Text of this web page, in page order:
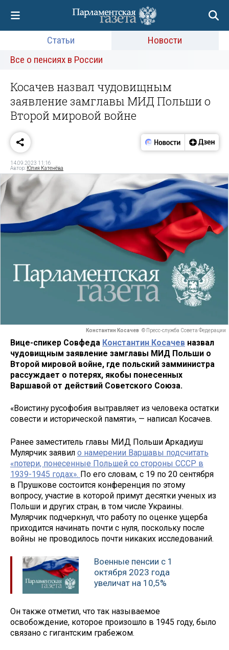
Статьи
Новости
Все о пенсиях в России
Косачев назвал чудовищным
заявление замглавы МИД Польши о
Второй мировой войне
14.09.2023 11:16
Автор: Юлия Катенёва
Константин Косачев © Пресс-служба Совета Федерации
Вице-спикер Совфеда Константин Косачев назвал
чудовищным заявление замглавы МИД Польши о
Второй мировой войне, где польский замминистра
рассуждает о потерях, якобы понесенных
Варшавой от действий Советского Союза.
«Воистину русофобия вытравляет из человека остатки
совести и исторической памяти», — написал Косачев.
Ранее заместитель главы МИД Польши Аркадиуш
Мулярчик заявил о намерении Варшавы подсчитать
«потери, понесенные Польшей со стороны СССР в
1939-1945 годах». По его словам, с 19 по 20 сентября
в Прушкове состоится конференция по этому
вопросу, участие в которой примут десятки ученых из
Польши и других стран, в том числе Украины.
Мулярчик подчеркнул, что работу по оценке ущерба
приходится начинать почти с нуля, поскольку после
войны не проводилось почти никаких исследований.
Военные пенсии с 1
октября 2023 года
увеличат на 10,5%
Он также отметил, что так называемое
освобождение, которое произошло в 1945 году, было
связано с гигантским грабежом.